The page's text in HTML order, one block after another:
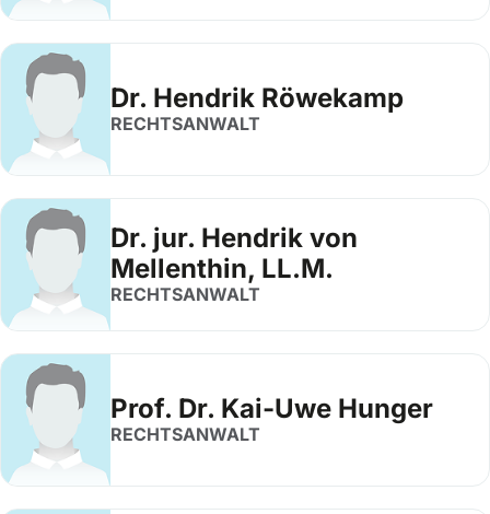
Dr. Hendrik Röwekamp
RECHTSANWALT
Dr. jur. Hendrik von
Mellenthin, LL.M.
RECHTSANWALT
Prof. Dr. Kai-Uwe Hunger
RECHTSANWALT